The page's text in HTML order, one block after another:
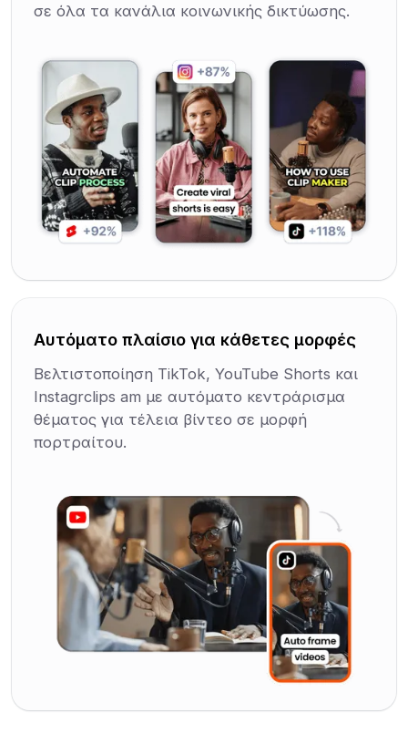
σε όλα τα κανάλια κοινωνικής δικτύωσης.
Αυτόματο πλαίσιο για κάθετες μορφές
Βελτιστοποίηση TikTok, YouTube Shorts και
Instagrclips am με αυτόματο κεντράρισμα
θέματος για τέλεια βίντεο σε μορφή
πορτραίτου.